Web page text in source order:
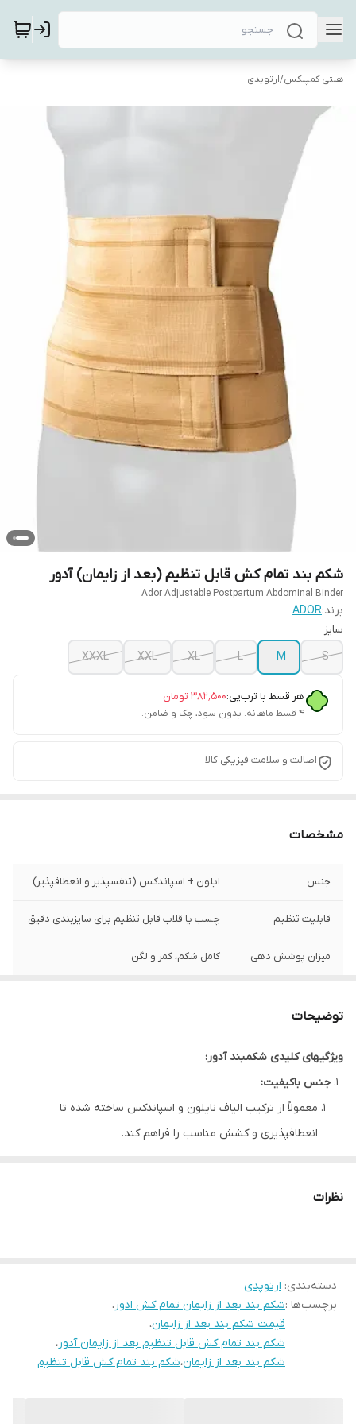
هلثی کمپلکس/ارتوپدی
شکم بند تمام کش قابل تنظیم (بعد از زایمان) آدور
Ador Adjustable Postpartum Abdominal Binder
برند:ADOR
سایز
S
M
L
XL
XXL
XXXL
هر قسط با ترب‌پی:۳۸۲٬۵۰۰ تومان
۴ قسط ماهانه. بدون سود، چک و ضامن.
اصالت و سلامت فیزیکی کالا
مشخصات
جنس ایلون + اسپاندکس (تنفسپذیر و انعطافپذیر)
قابلیت تنظیم چسب یا قلاب قابل تنظیم برای سایزبندی دقیق
میزان پوشش دهی کامل شکم، کمر و لگن
مدت استفاده
ساعت افزایش دهید. از پوشیدن مداوم در
شب خودداری کنید تا جریان خون مختل نشود.
توضیحات
ویژگیهای کلیدی شکمبند آدور:
جنس باکیفیت:
معمولاً از ترکیب الیاف نایلون و اسپاندکس ساخته شده تا
انعطافپذیری و کشش مناسب را فراهم کند.
امکان سفارشیسازی فشار بر اساس نیاز فرد (سبک تا فشرده).
طراحی ارگونومیک:
پوشش کامل ناحیه شکم، کمر و لگن برای حمایت از عضلات
دیاستازیس رکتی (جدا شدن عضلات شکم).
نظرات
دسته‌بندی: ارتوپدی
برچسب‌ها :شکم بند بعد از زایمان تمام کش ادور،
قیمت شکم بند بعد از زایمان،
شکم بند تمام کش قابل تنظیم بعد از زایمان آدور،
شکم بند بعد از زایمان،شکم بند تمام کش قابل تنظیم